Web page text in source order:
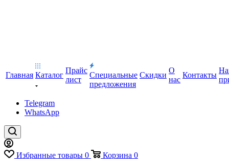
Главная Каталог
Прайс
лист
Специальные
предложения
Скидки
О
нас
Контакты
Telegram
WhatsApp
Избранные товары 0 Корзина 0